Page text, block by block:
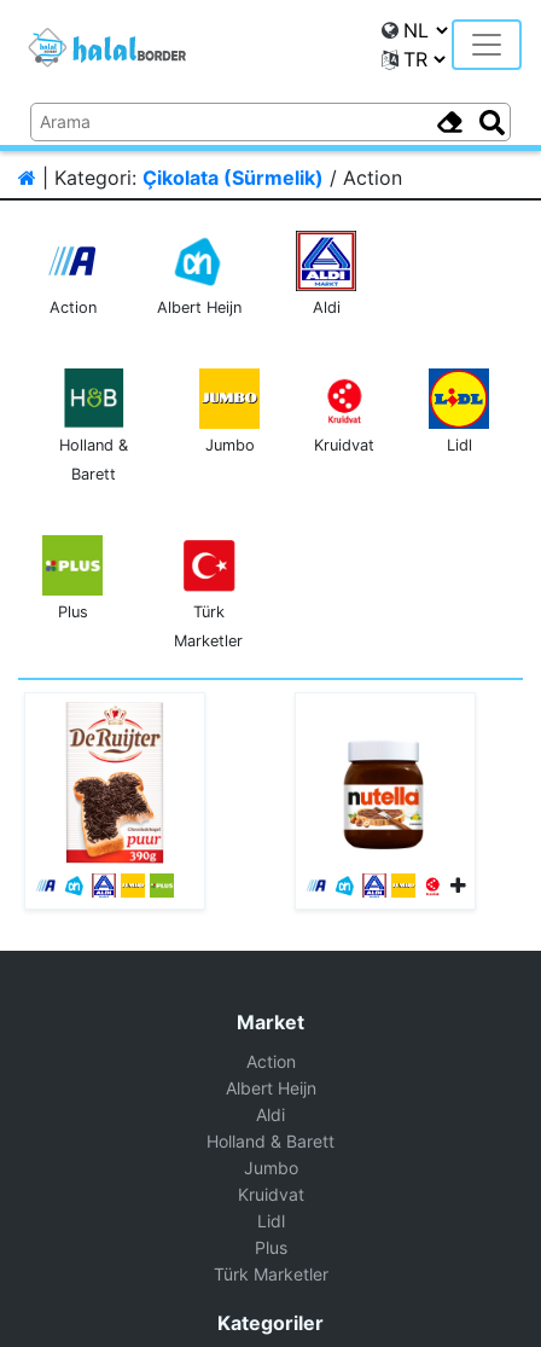
| Kategori: Çikolata (Sürmelik) / Action
Action Albert Heijn Aldi
Holland &
Barett
Jumbo Kruidvat Lidl
Plus
Türk
Marketler
Market
Action
Albert Heijn
Aldi
Holland & Barett
Jumbo
Kruidvat
Lidl
Plus
Türk Marketler
Kategoriler